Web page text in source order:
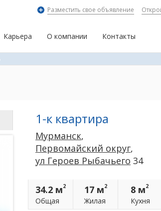
Разместить свое объявление
Карьера О компании Контакты
1-к квартира
Мурманск,
Первомайский округ,
ул Героев Рыбачьего 34
34.2 м2
Общая
17 м2
Жилая
8 м2
Кухня